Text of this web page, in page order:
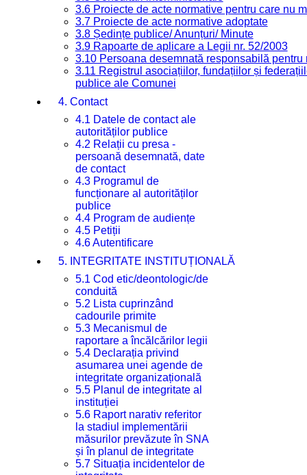
3.6 Proiecte de acte normative pentru care nu
3.7 Proiecte de acte normative adoptate
3.8 Ședințe publice/ Anunțuri/ Minute
3.9 Rapoarte de aplicare a Legii nr. 52/2003
3.10 Persoana desemnată responsabilă
3.11 Registrul asociațiilor, fundațiilor și
publice ale Comunei
4. Contact
4.1 Datele de contact ale
autorităților publice
4.2 Relații cu presa -
persoană desemnată, date
de contact
4.3 Programul de
funcționare al autorităților
publice
4.4 Program de audiențe
4.5 Petiții
4.6 Autentificare
5. INTEGRITATE INSTITUȚIONALĂ
5.1 Cod etic/deontologic/de
conduită
5.2 Lista cuprinzând
cadourile primite
5.3 Mecanismul de
raportare a încălcărilor legii
5.4 Declarația privind
asumarea unei agende de
integritate organizațională
5.5 Planul de integritate al
instituției
5.6 Raport narativ referitor
la stadiul implementării
măsurilor prevăzute în SNA
și în planul de integritate
5.7 Situația incidentelor de